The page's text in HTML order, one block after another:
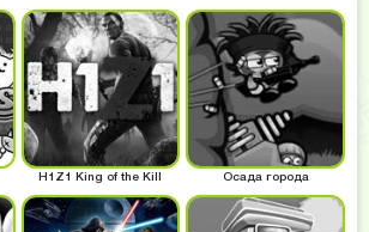
H1Z1 King of the Kill Осада города